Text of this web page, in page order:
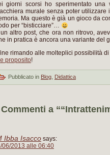
giorni scorsi ho sperimentato
murale senza poter
Ma questo è già un gioco da
per “bisticciare”…
un altro post, che ora non ritrovo,
in pratica è ancora una variante del
rimando alle molteplici possibilità
proposito!
Pubblicato in Blog Didattica
a
Ibba Isacco says:
06/2013 alle 06:40